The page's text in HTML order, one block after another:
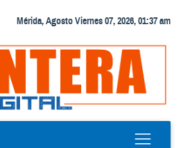
Mérida, Agosto Viernes 07, 2026, 01:37 am